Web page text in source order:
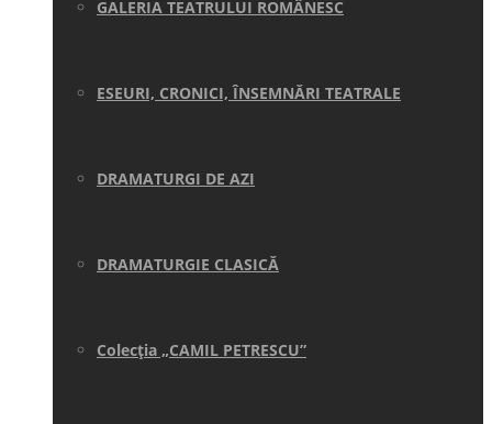
GALERIA TEATRULUI ROMÂNESC
ESEURI, CRONICI, ÎNSEMNĂRI TEATRALE
DRAMATURGI DE AZI
DRAMATURGIE CLASICĂ
Colecţia „CAMIL PETRESCU”